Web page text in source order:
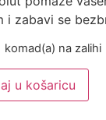
i zabavi se
komad(a) na zalihi
u košaricu